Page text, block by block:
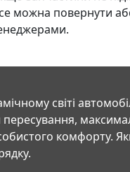
можна повернути
світі
пересування,
комфорту.